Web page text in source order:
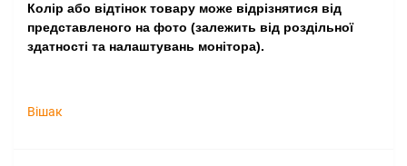
Колір або відтінок товару може відрізнятися від
представленого на фото (залежить від роздільної
здатності та налаштувань монітора).
Вішак